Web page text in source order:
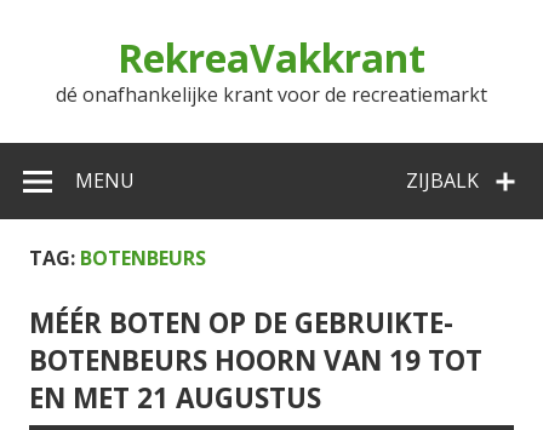
RekreaVakkrant
dé onafhankelijke krant voor de recreatiemarkt
ZIJBALK
MENU
TAG: BOTENBEURS
MÉÉR BOTEN OP DE GEBRUIKTE-
BOTENBEURS HOORN VAN 19 TOT
EN MET 21 AUGUSTUS